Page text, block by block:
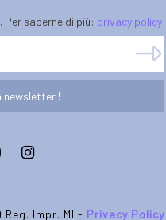
saperne di più: privacy policy
!
Impr. MI - Privacy Policy